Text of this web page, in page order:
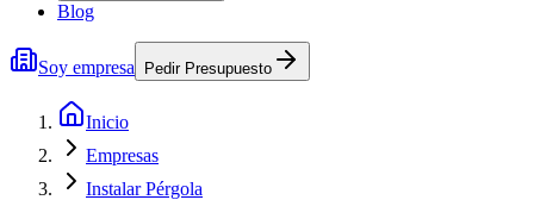
Blog
Soy empresa Pedir Presupuesto
Inicio
Empresas
Instalar Pérgola